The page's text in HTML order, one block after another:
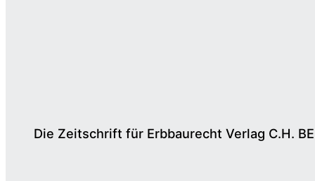
Die Zeitschrift für Erbbaurecht Verlag C.H.